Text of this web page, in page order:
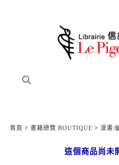
首頁 > 書籍總覽 BOUTIQUE > 漫畫/
這個商品尚未